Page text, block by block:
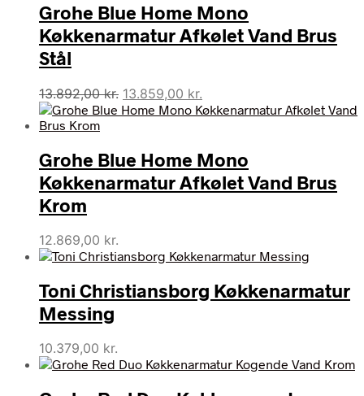
Grohe Blue Home Mono
Køkkenarmatur Afkølet Vand Brus
Stål
13.892,00kr. Den
oprindelige
13.892,00 kr..
13.859,00 kr.
aktuelle
13.859,00 kr..
Grohe Blue Home Mono
Køkkenarmatur Afkølet Vand Brus
Krom
12.869,00 kr.
Toni Christiansborg Køkkenarmatur
Messing
10.379,00 kr.